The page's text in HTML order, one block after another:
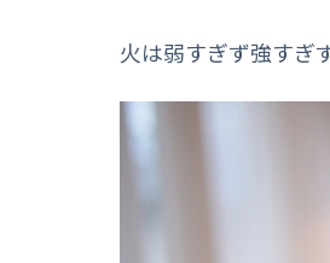
火は弱すぎず強すぎ